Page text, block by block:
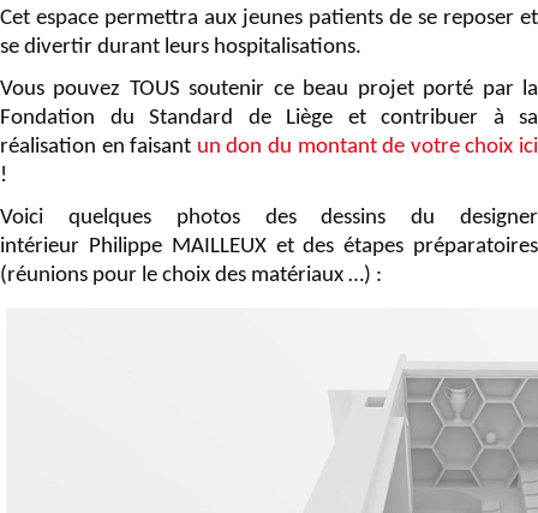
Cet espace permettra aux jeunes patients de se reposer et
se divertir durant leurs hospitalisations.
Vous pouvez TOUS soutenir ce beau projet porté par la
Fondation du Standard de Liège et contribuer à sa
réalisation en faisant un don du montant de votre choix ici
!
Voici quelques photos des dessins du designer
intérieur Philippe MAILLEUX et des étapes préparatoires
(réunions pour le choix des matériaux …) :